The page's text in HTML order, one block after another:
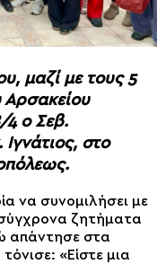
μαζί με τους 5
Αρσακείου
4 ο Σεβ.
στο
να συνομιλήσει με
ζητήματα
απάντησε στα
«Είστε μια